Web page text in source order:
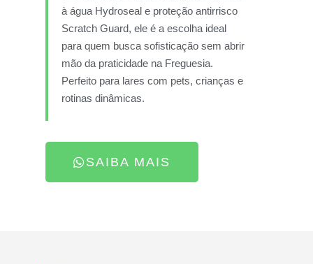
à água Hydroseal e proteção antirrisco
Scratch Guard, ele é a escolha ideal
para quem busca sofisticação sem abrir
mão da praticidade na Freguesia.
Perfeito para lares com pets, crianças e
rotinas dinâmicas.
SAIBA MAIS